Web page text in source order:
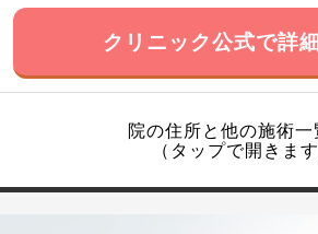
クリニック公式で詳
院の住所と他の施術
（タップで開きます